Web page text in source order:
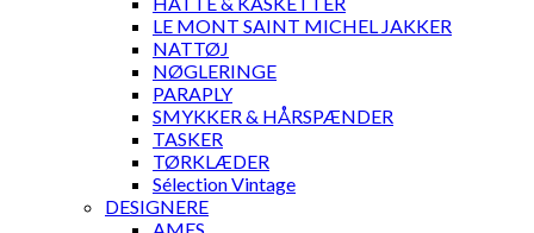
LE MONT SAINT MICHEL JAKKER
NATTØJ
NØGLERINGE
PARAPLY
SMYKKER & HÅRSPÆNDER
TASKER
TØRKLÆDER
Sélection Vintage
DESIGNERE